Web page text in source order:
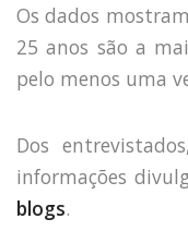
Os dados
25 anos são a
pelo menos uma
Dos
informações
blogs.